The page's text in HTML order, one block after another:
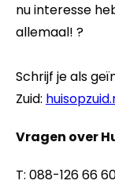
nu interesse
allemaal! ?
Schrijf je als
Zuid:
Vragen over
T: 088-126 66